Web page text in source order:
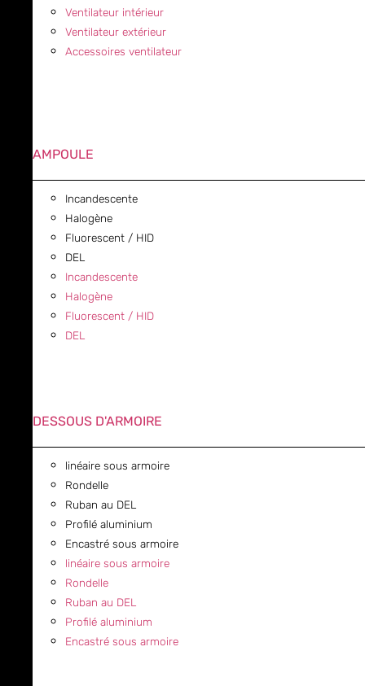
Ventilateur intérieur
Ventilateur extérieur
Accessoires ventilateur
AMPOULE
Incandescente
Halogène
Fluorescent / HID
DEL
Incandescente
Halogène
Fluorescent / HID
DEL
DESSOUS D'ARMOIRE
linéaire sous armoire
Rondelle
Ruban au DEL
Profilé aluminium
Encastré sous armoire
linéaire sous armoire
Rondelle
Ruban au DEL
Profilé aluminium
Encastré sous armoire